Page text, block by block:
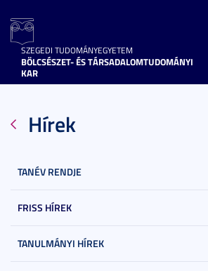
SZEGEDI TUDOMÁNYEGYETEM
BÖLCSÉSZET- ÉS TÁRSADALOMTUDOMÁNYI
KAR
Hírek
TANÉV RENDJE
FRISS HÍREK
TANULMÁNYI HÍREK